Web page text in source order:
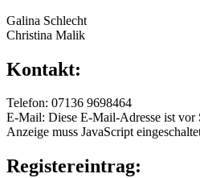
Galina Schlecht
Christina Malik
Kontakt:
Telefon: 07136 9698464
E-Mail: Diese E-Mail-Adresse ist vor
Anzeige muss JavaScript
Registereintrag: